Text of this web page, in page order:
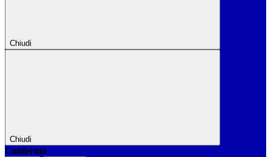
Chiudi
Chiudi
Conferma